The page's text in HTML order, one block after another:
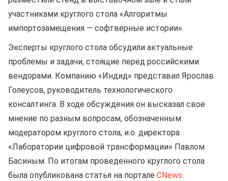
участниками круглого стола «Алгоритмы
импортозамещения — софтверные истории».
Эксперты круглого стола обсудили актуальные
проблемы и задачи, стоящие перед российскими
вендорами. Компанию «Индид» представил Ярослав
Голеусов, руководитель технологического
консалтинга. В ходе обсуждения он высказал свое
мнение по разным вопросам, обозначенным
модератором круглого стола, и.о. директора
«Лаборатории цифровой трансформации» Павлом
Басиным. По итогам проведенного круглого стола
была опубликована статья на портале CNews.